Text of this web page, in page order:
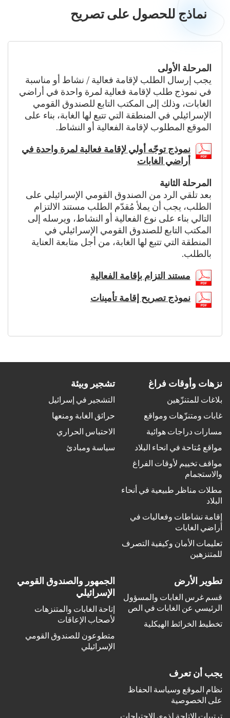
نماذجنماذج للحصول على تصريح
المرحلة الأولى
يجب إرسال الطلب لإقامة فعالية / نشاط أو مناسبة
في نموذج طلب لإقامة فعالية لمرة واحدة في أراضي
الغابات، وذلك إلى المكتب التابع للصندوق القومي
الإسرائيلي في المنطقة التي تتبع لها الغابة، بناء على
الموقع المطلوب لإقامة الفعالية أو النشاط.
نموذج توجّه أولي لإقامة فعالية لمرة واحدة في
أراضي الغابات
المرحلة الثانية
بعد تلقي الرد من الصندوق القومي الإسرائيلي على
الطلب، يجب أن يملأ مُقدّم الطلب مستند الالتزام
التالي بناء على نوع الفعالية أو النشاط، ويرسله إلى
المكتب التابع للصندوق القومي الإسرائيلي في
المنطقة التي تتبع لها الغابة، من أجل متابعة العناية
بالطلب.
مستند التزام بإقامة الفعالية
نموذج تصريح إقامة تأمينات
نزهات وأوقات فراغ
بلاغات للمتنزّهين
غابات ومتنزّهات ومواقع
مسارات دراجات هوائية
مواقع مُتاحة في انحاء البلاد
مواقف تخييم لأوقات الفراغ
والاستجمام
مطلات مناظر طبيعية في أنحاء
البلاد
إقامة نشاطات وفعاليات في
أراضي الغابات
تعليمات الأمان وكيفية التصرف
للمتنزهين
تشجير وبيئة
التشجير في إسرائيل
حرائق الغابة ومنعها
الاحتباس الحراري
سياسة ومبادئ
تطوير الأرض
قسم غرس الغابات والمسؤول
الرئيسي عن الغابات في الص
تخطيط الخرائط الهيكلية
الجمهور والصندوق القومي
الإسرائيلي
إتاحة الغابات والمتنزهات
لأصحاب الإعاقات
متطوعون للصندوق القومي
الإسرائيلي
يجب أن تعرف
نظام الموقع وسياسة الحفاظ
على الخصوصية